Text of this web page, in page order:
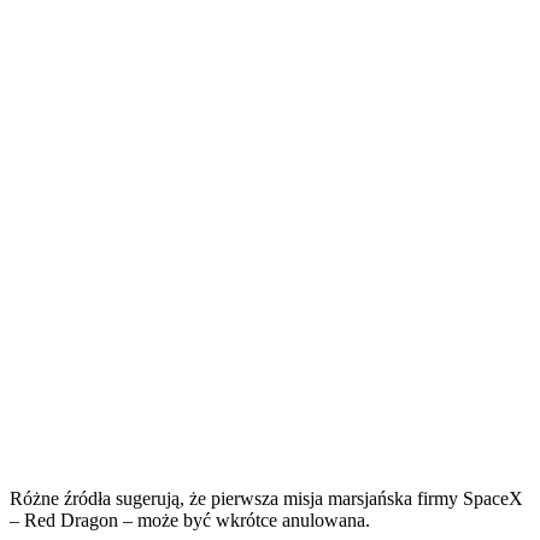
Różne źródła sugerują, że pierwsza misja marsjańska firmy SpaceX
– Red Dragon – może być wkrótce anulowana.